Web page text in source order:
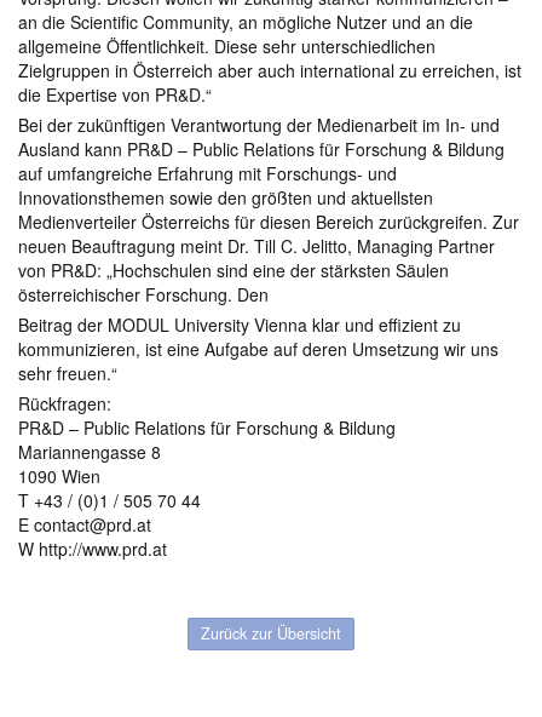
an die Scientific Community, an mögliche Nutzer und an die
allgemeine Öffentlichkeit. Diese sehr unterschiedlichen
Zielgruppen in Österreich aber auch international zu erreichen, ist
die Expertise von PR&D.“
Bei der zukünftigen Verantwortung der Medienarbeit im In- und
Ausland kann PR&D – Public Relations für Forschung & Bildung
auf umfangreiche Erfahrung mit Forschungs- und
Innovationsthemen sowie den größten und aktuellsten
Medienverteiler Österreichs für diesen Bereich zurückgreifen. Zur
neuen Beauftragung meint Dr. Till C. Jelitto, Managing Partner
von PR&D: „Hochschulen sind eine der stärksten Säulen
österreichischer Forschung. Den
Beitrag der MODUL University Vienna klar und effizient zu
kommunizieren, ist eine Aufgabe auf deren Umsetzung wir uns
sehr freuen.“
Rückfragen:
PR&D – Public Relations für Forschung & Bildung
Mariannengasse 8
1090 Wien
T +43 / (0)1 / 505 70 44
E contact@prd.at
W http://www.prd.at
Zurück zur Übersicht